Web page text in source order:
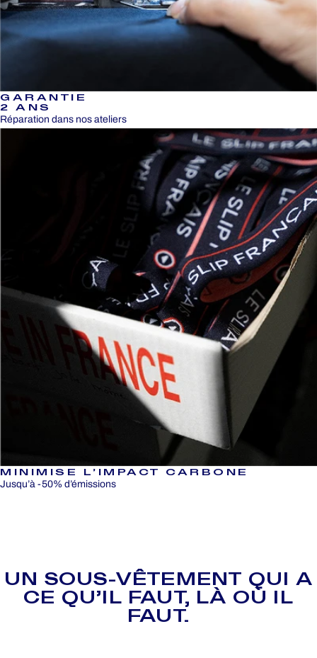
GARANTIE
2 ANS
Réparation dans nos ateliers
MINIMISE L’IMPACT CARBONE
Jusqu’à -50% d’émissions
UN SOUS-VÊTEMENT QUI A
CE QU’IL FAUT, LÀ OÙ IL
FAUT.